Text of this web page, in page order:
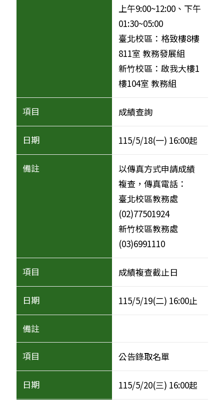
上午9:00~12:00、下午
01:30~05:00
臺北校區：格致樓8樓
811室 教務發展組
新竹校區：啟我大樓1
樓104室 教務組
成績查詢
115/5/18(一) 16:00起
以傳真方式申請成績
複查，傳真電話：
臺北校區教務處
(02)77501924
新竹校區教務處
(03)6991110
成績複查截止日
115/5/19(二) 16:00止
公告錄取名單
115/5/20(三) 16:00起